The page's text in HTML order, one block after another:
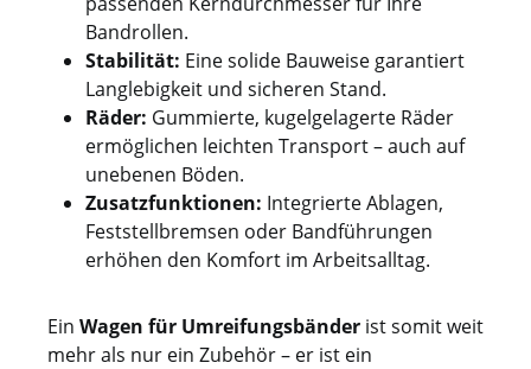
Bandrollen.
Stabilität: Eine solide Bauweise garantiert
Langlebigkeit und sicheren Stand.
Räder: Gummierte, kugelgelagerte Räder
ermöglichen leichten Transport – auch auf
unebenen Böden.
Zusatzfunktionen: Integrierte Ablagen,
Feststellbremsen oder Bandführungen
erhöhen den Komfort im Arbeitsalltag.
Ein Wagen für Umreifungsbänder ist somit weit
mehr als nur ein Zubehör – er ist ein